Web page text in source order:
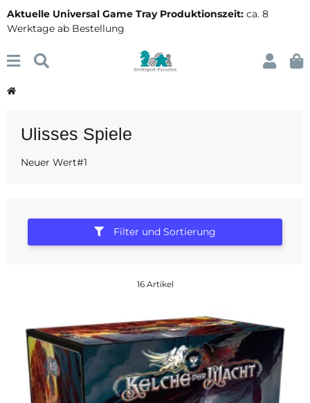
Aktuelle Universal Game Tray Produktionszeit: ca. 8
Werktage ab Bestellung
Ulisses Spiele
Neuer Wert#1
Filter und Sortierung
16 Artikel